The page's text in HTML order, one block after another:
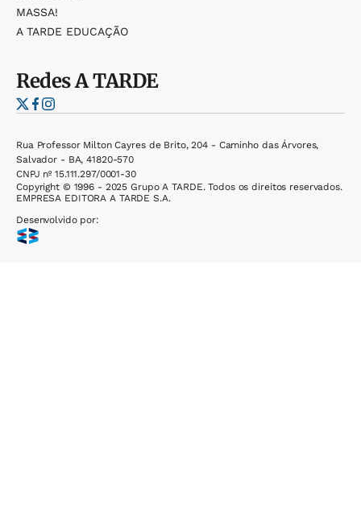
MASSA!
A TARDE EDUCAÇÃO
RedesA TARDE
Rua Professor Milton Cayres de Brito, 204 - Caminho das Árvores,
Salvador - BA, 41820-570
CNPJ nº 15.111.297/0001-30
Copyright © 1996 - 2025 Grupo A TARDE. Todos os direitos reservados.
EMPRESA EDITORA A TARDE S.A.
Desenvolvido por: